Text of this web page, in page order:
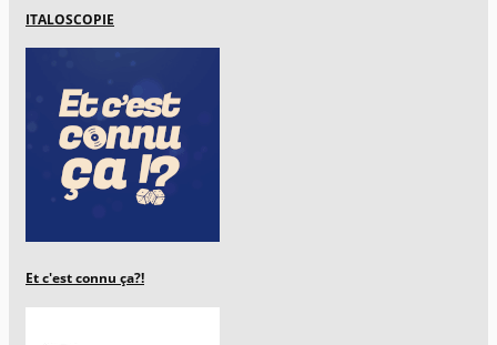
ITALOSCOPIE
Et c'est connu ça?!